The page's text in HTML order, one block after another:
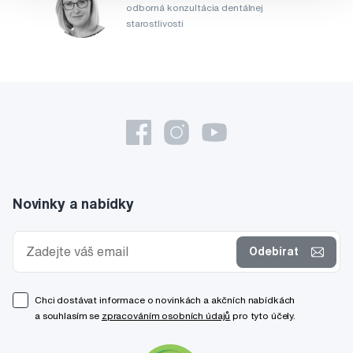
odborná konzultácia dentálnej
starostlivosti
Novinky a nabídky
Odebírat
Chci dostávat informace o novinkách a akčních nabídkách
a souhlasím se zpracováním osobních údajů pro tyto účely.